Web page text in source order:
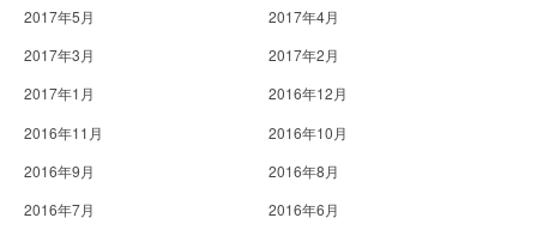
2017年5月
2017年4月
2017年3月
2017年2月
2017年1月
2016年12月
2016年11月
2016年10月
2016年9月
2016年8月
2016年7月
2016年6月